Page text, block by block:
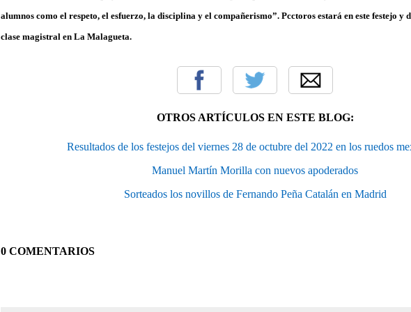
alumnos como el respeto, el esfuerzo, la disciplina y el compañerismo”. Pcctoros estará en este festejo y
clase magistral en La Malagueta.
OTROS ARTÍCULOS EN ESTE BLOG:
Resultados de los festejos del viernes 28 de octubre del 2022 en los ruedos
Manuel Martín Morilla con nuevos apoderados
Sorteados los novillos de Fernando Peña Catalán en Madrid
0 COMENTARIOS